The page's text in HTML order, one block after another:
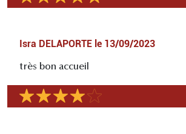
Isra DELAPORTE le 13/09/2023
très bon accueil